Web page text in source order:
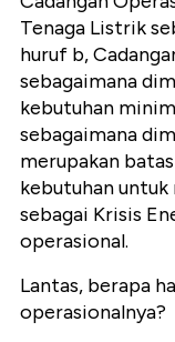
Tenaga Listrik
huruf b,
sebagaimana
kebutuhan
sebagaimana
merupakan
kebutuhan
sebagai Krisis
operasional.
Lantas, berapa
operasionalnya?